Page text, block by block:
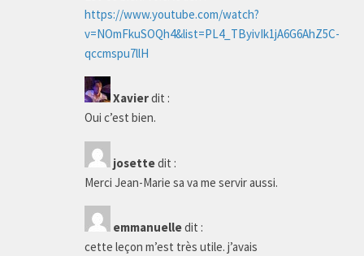
https://www.youtube.com/watch?
v=NOmFkuSOQh4&list=PL4_TByivIk1jA6G6AhZ5C-
qccmspu7llH
Xavierdit :
Oui c’est bien.
josettedit :
Merci Jean-Marie sa va me servir aussi.
emmanuelledit :
cette leçon m’est très utile. j’avais